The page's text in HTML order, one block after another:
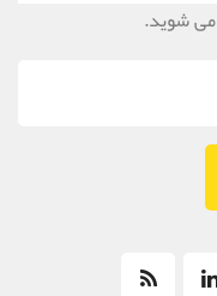
می شوید.